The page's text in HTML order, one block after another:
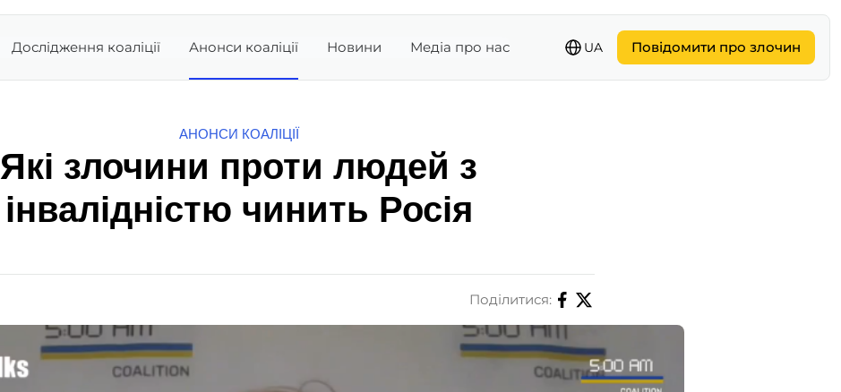
UA Повідомити про злочин
Дослідження коаліції Анонси коаліції Новини Медіа про нас
АНОНСИ КОАЛІЦІЇ
Які злочини проти людей з
інвалідністю чинить Росія
Поділитися: